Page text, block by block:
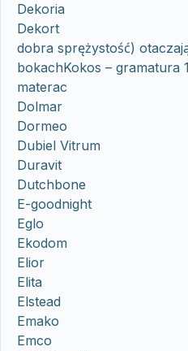
Dekoria
Dekort
dobra sprężystość)
bokachKokos – gramatura
materac
Dolmar
Dormeo
Dubiel Vitrum
Duravit
Dutchbone
E-goodnight
Eglo
Ekodom
Elior
Elita
Elstead
Emako
Emco